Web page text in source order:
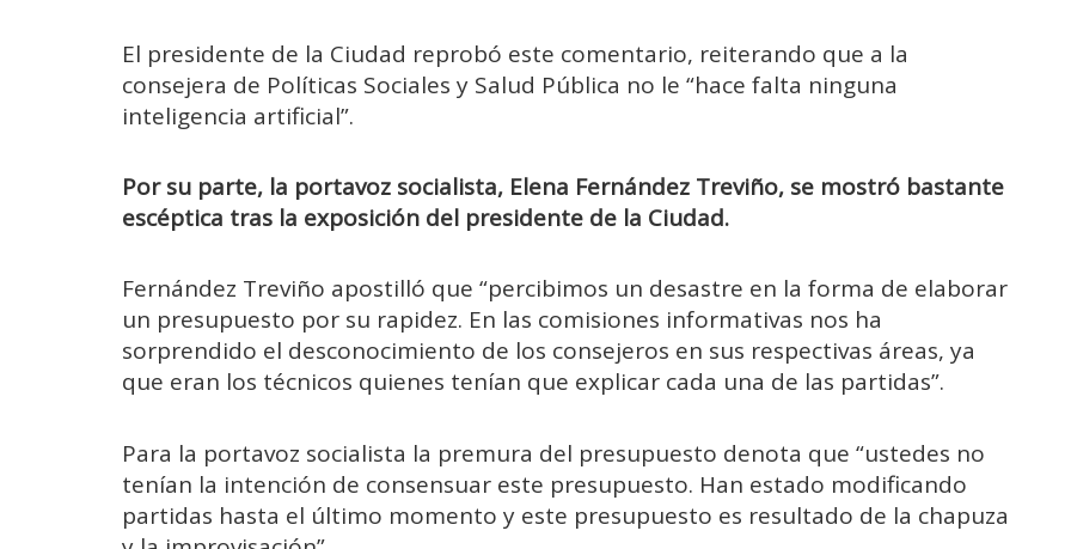
El presidente de la Ciudad reprobó este comentario, reiterando que a la
consejera de Políticas Sociales y Salud Pública no le “hace falta ninguna
inteligencia artificial”.
Por su parte, la portavoz socialista, Elena Fernández Treviño, se mostró bastante
escéptica tras la exposición del presidente de la Ciudad.
Fernández Treviño apostilló que “percibimos un desastre en la forma de elaborar
un presupuesto por su rapidez. En las comisiones informativas nos ha
sorprendido el desconocimiento de los consejeros en sus respectivas áreas, ya
que eran los técnicos quienes tenían que explicar cada una de las partidas”.
Para la portavoz socialista la premura del presupuesto denota que “ustedes no
tenían la intención de consensuar este presupuesto. Han estado modificando
partidas hasta el último momento y este presupuesto es resultado de la chapuza